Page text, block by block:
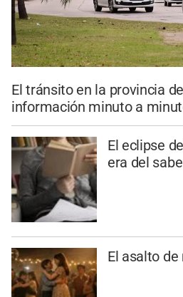
El tránsito en la provincia
información minuto a
El eclipse
era del
El asalto de